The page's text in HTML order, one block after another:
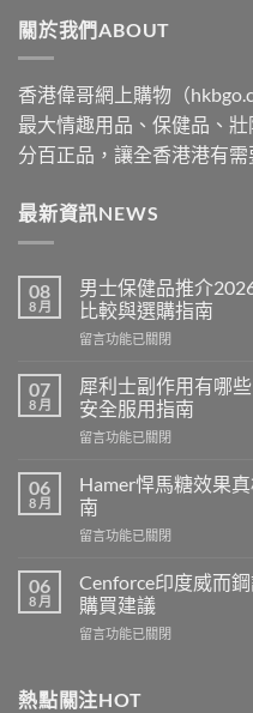
關於我們ABOUT
香港偉哥網上購物（
最大情趣用品、保健品、
分百正品，讓全香港港有
最新資訊NEWS
08
8 月
男士保健品推介
比較與選購指南
在
士
保
健
品
介
2026
｜
香
5
款
門
保
留言功能已關閉
07
8 月
犀利士副作用有哪
安全服用指南
在
利
士
副
作
有
哪
些？
Cialis
副
留言功能已關閉
06
8 月
Hamer悍馬糖效果
南
在
悍
馬
糖
效
相：
留言功能已關閉
06
8 月
Cenforce印度威而
購買建議
在
度
留言功能已關閉
熱點關注HOT